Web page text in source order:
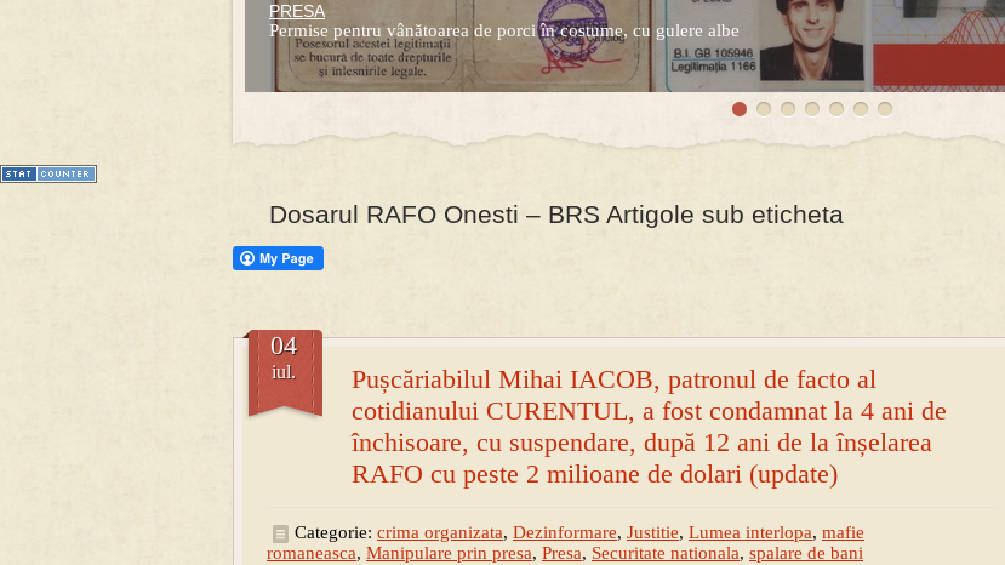
PRESA
Permise pentru vânătoarea de porci în costume, cu gulere albe
Prima mea carte publicata (Nemira)
Averea Presedintelui: prima lucrare despre controversatele conturi secrete ale Securitatii.
Dosarul RAFO Onesti – BRS Artigole sub eticheta
Pușcăriabilul Mihai IACOB, patronul de facto al
cotidianului CURENTUL, a fost condamnat la 4 ani de
închisoare, cu suspendare, după 12 ani de la înșelarea
RAFO cu peste 2 milioane de dolari (update)
04
iul.
Categorie: crima organizata, Dezinformare, Justitie, Lumea interlopa, mafie
romaneasca, Manipulare prin presa, Presa, Securitate nationala, spalare de bani